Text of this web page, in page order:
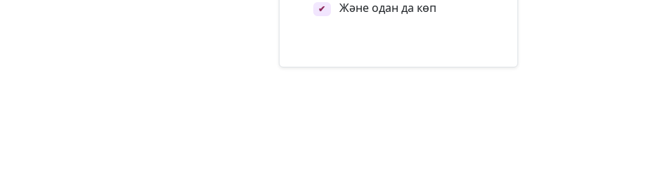
✔ Және одан да көп